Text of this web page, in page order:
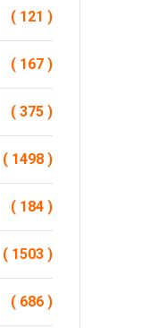
( 121 )
( 167 )
( 375 )
( 1498 )
( 184 )
( 1503 )
( 686 )